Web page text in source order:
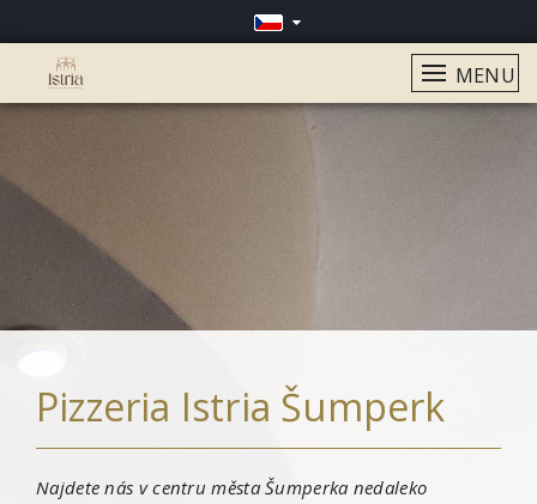
MENU
Pizzeria Istria Šumperk
Najdete nás v centru města Šumperka nedaleko